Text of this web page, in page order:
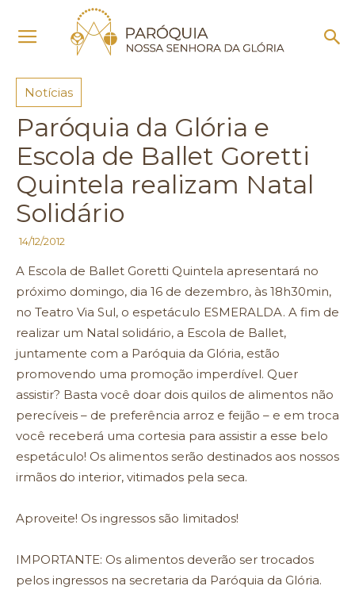
Notícias
Notícias
Paróquia da Glória e
Escola de Ballet Goretti
Quintela realizam Natal
Solidário
14/12/2012
A Escola de Ballet Goretti Quintela apresentará no
próximo domingo, dia 16 de dezembro, às 18h30min,
no Teatro Via Sul, o espetáculo ESMERALDA. A fim de
realizar um Natal solidário, a Escola de Ballet,
juntamente com a Paróquia da Glória, estão
promovendo uma promoção imperdível. Quer
assistir? Basta você doar dois quilos de alimentos não
perecíveis – de preferência arroz e feijão – e em troca
você receberá uma cortesia para assistir a esse belo
espetáculo! Os alimentos serão destinados aos nossos
irmãos do interior, vitimados pela seca.
Aproveite! Os ingressos são limitados!
IMPORTANTE: Os alimentos deverão ser trocados
pelos ingressos na secretaria da Paróquia da Glória.